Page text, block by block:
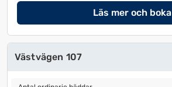
Läs mer och boka
Västvägen 107
Antal ordinarie bäddar